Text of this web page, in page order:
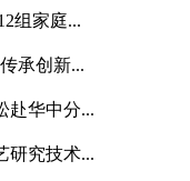
组家庭...
承创新...
赴华中分...
研究技术...